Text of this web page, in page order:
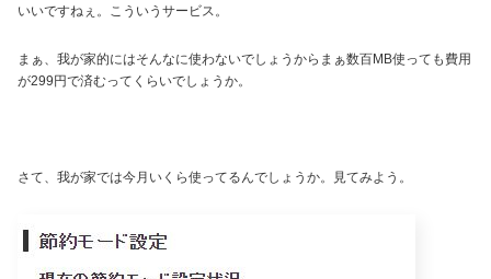
いいですねぇ。こういうサービス。
まぁ、我が家的にはそんなに使わないでしょうからまぁ数百MB使っても費用
が299円で済むってくらいでしょうか。
さて、我が家では今月いくら使ってるんでしょうか。見てみよう。